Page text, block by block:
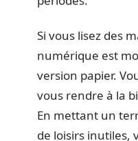
Si vous lisez des
numérique est
version papier.
vous rendre à la
En mettant un
de loisirs inutiles,